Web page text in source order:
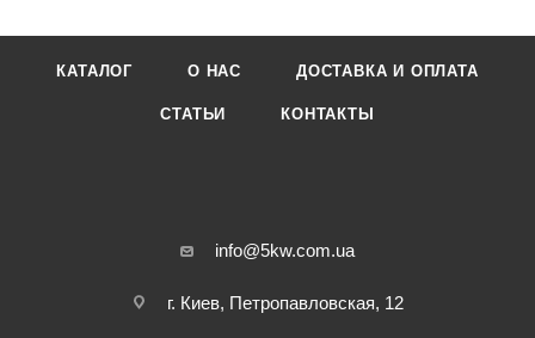
КАТАЛОГ О НАС ДОСТАВКА И ОПЛАТА
СТАТЬИ КОНТАКТЫ
info@5kw.com.ua
г. Киев, Петропавловская, 12